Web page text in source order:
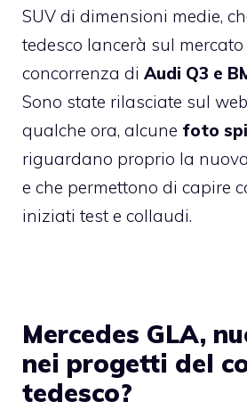
SUV di dimensioni medie,
tedesco lancerà sul
concorrenza di Audi Q3 e
Sono state rilasciate sul
qualche ora, alcune foto
riguardano proprio la
e che permettono di capire
iniziati test e collaudi.
Mercedes GLA,
nei progetti del
tedesco?